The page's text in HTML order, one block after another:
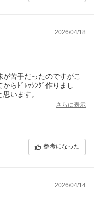
2026/04/18
が苦手だったのですがこ
らﾄﾞﾚｯｼﾝｸﾞ作りまし
います。
さらに表示
参考になった
2026/04/14